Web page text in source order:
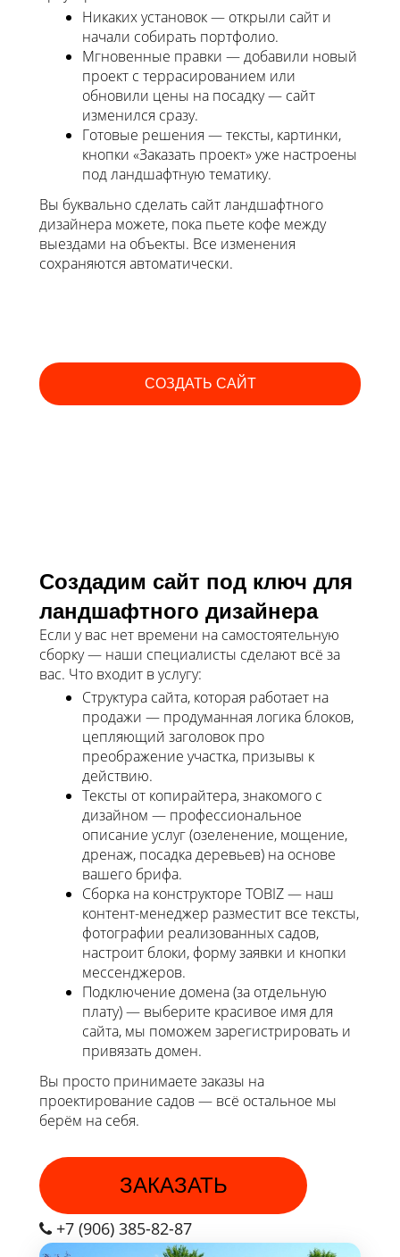
Никаких установок — открыли сайт и
начали собирать портфолио.
Мгновенные правки — добавили новый
проект с террасированием или
обновили цены на посадку — сайт
изменился сразу.
Готовые решения — тексты, картинки,
кнопки «Заказать проект» уже настроены
под ландшафтную тематику.
Вы буквально сделать сайт ландшафтного
дизайнера можете, пока пьете кофе между
выездами на объекты. Все изменения
сохраняются автоматически.
СОЗДАТЬ САЙТ
Создадим сайт под ключ для
ландшафтного дизайнера
Если у вас нет времени на самостоятельную
сборку — наши специалисты сделают всё за
вас. Что входит в услугу:
Структура сайта, которая работает на
продажи — продуманная логика блоков,
цепляющий заголовок про
преображение участка, призывы к
действию.
Тексты от копирайтера, знакомого с
дизайном — профессиональное
описание услуг (озеленение, мощение,
дренаж, посадка деревьев) на основе
вашего брифа.
Сборка на конструкторе TOBIZ — наш
контент-менеджер разместит все тексты,
фотографии реализованных садов,
настроит блоки, форму заявки и кнопки
мессенджеров.
Подключение домена (за отдельную
плату) — выберите красивое имя для
сайта, мы поможем зарегистрировать и
привязать домен.
Вы просто принимаете заказы на
проектирование садов — всё остальное мы
берём на себя.
ЗАКАЗАТЬ
+7 (906) 385-82-87